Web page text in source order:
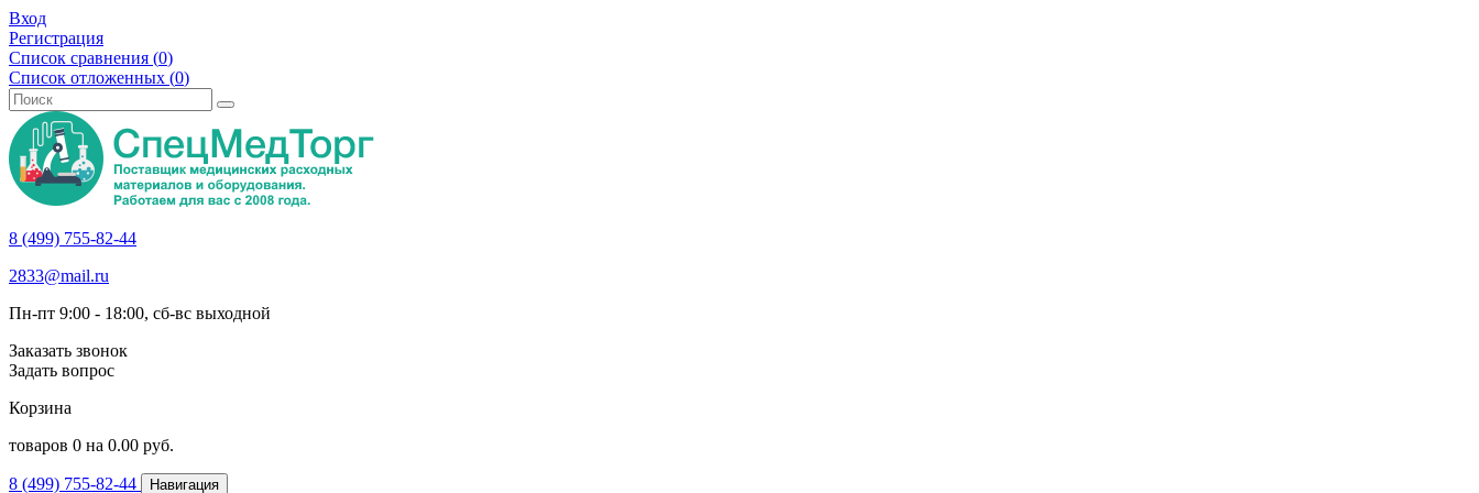
Вход
Регистрация
Список сравнения (0)
Список отложенных (0)
8 (499) 755-82-44
2833@mail.ru
Пн-пт 9:00 - 18:00, сб-вс выходной
Заказать звонок
Задать вопрос
Корзина
товаров 0 на 0.00 руб.
8 (499) 755-82-44 Навигация